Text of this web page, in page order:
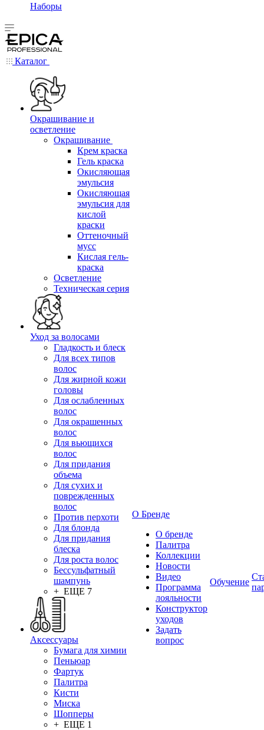
Наборы
Каталог
Окрашивание и
осветление
Окрашивание
Крем краска
Гель краска
Окисляющая
эмульсия
Окисляющая
эмульсия для
кислой
краски
Оттеночный
мусс
Кислая гель-
краска
Осветление
Техническая серия
Уход за волосами
Гладкость и блеск
Для всех типов
волос
Для жирной кожи
головы
Для ослабленных
волос
Для окрашенных
волос
Для вьющихся
волос
Для придания
объема
Для сухих и
поврежденных
волос
Против перхоти
Для блонда
Для придания
блеска
Для роста волос
Бессульфатный
шампунь
+ ЕЩЕ 7
Аксессуары
Бумага для химии
Пеньюар
Фартук
Палитра
Кисти
Миска
Шопперы
+ ЕЩЕ 1
О Бренде
О бренде
Палитра
Коллекции
Новости
Видео
Программа
лояльности
Конструктор
уходов
Задать
вопрос
Обучение